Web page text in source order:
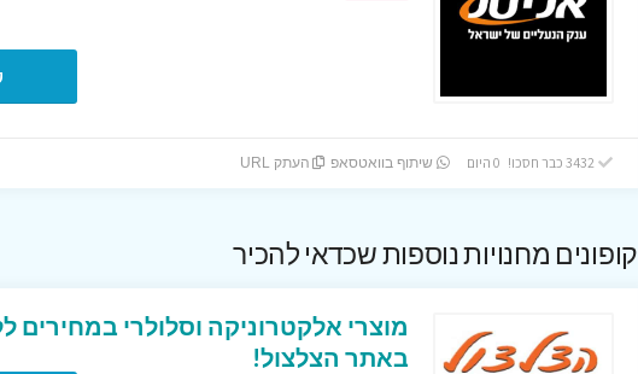
3432 כבר חסכו! 0 היום שיתוף בוואטסאפ העתק URL
קופונים מחנויות נוספות שכדאי להכיר
מוצרי אלקטרוניקה וסלולרי במחירים
באתר הצלצול!